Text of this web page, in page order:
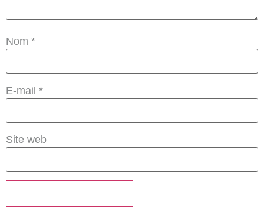
Nom *
E-mail *
Site web